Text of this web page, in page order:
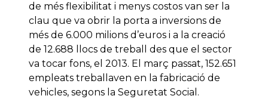
de més flexibilitat i menys costos van ser la
clau que va obrir la porta a inversions de
més de 6.000 milions d’euros i a la creació
de 12.688 llocs de treball des que el sector
va tocar fons, el 2013. El març passat, 152.651
empleats treballaven en la fabricació de
vehicles, segons la Seguretat Social.